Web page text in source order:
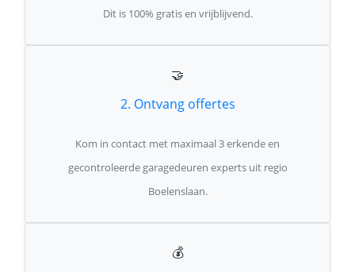
Dit is 100% gratis en vrijblijvend.
🤝
2. Ontvang offertes
Kom in contact met maximaal 3 erkende en
gecontroleerde garagedeuren experts uit regio
Boelenslaan.
💰